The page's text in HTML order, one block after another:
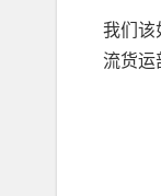
我们该
流货运